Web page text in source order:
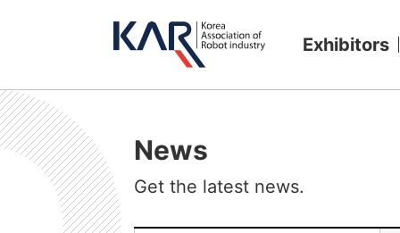
Exhibitors
News
Get the latest news.